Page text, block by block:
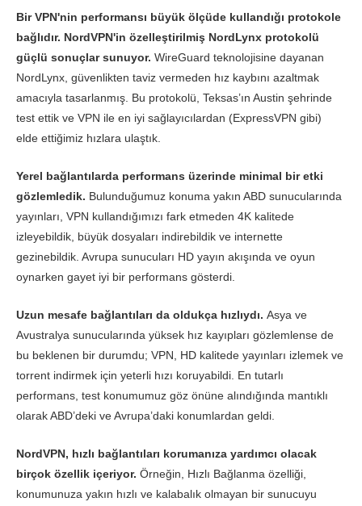
Bir VPN'nin performansı büyük ölçüde kullandığı protokole
bağlıdır. NordVPN'in özelleştirilmiş NordLynx protokolü
güçlü sonuçlar sunuyor. WireGuard teknolojisine dayanan
NordLynx, güvenlikten taviz vermeden hız kaybını azaltmak
amacıyla tasarlanmış. Bu protokolü, Teksas’ın Austin şehrinde
test ettik ve VPN ile en iyi sağlayıcılardan (ExpressVPN gibi)
elde ettiğimiz hızlara ulaştık.
Yerel bağlantılarda performans üzerinde minimal bir etki
gözlemledik. Bulunduğumuz konuma yakın ABD sunucularında
yayınları, VPN kullandığımızı fark etmeden 4K kalitede
izleyebildik, büyük dosyaları indirebildik ve internette
gezinebildik. Avrupa sunucuları HD yayın akışında ve oyun
oynarken gayet iyi bir performans gösterdi.
Uzun mesafe bağlantıları da oldukça hızlıydı. Asya ve
Avustralya sunucularında yüksek hız kayıpları gözlemlense de
bu beklenen bir durumdu; VPN, HD kalitede yayınları izlemek ve
torrent indirmek için yeterli hızı koruyabildi. En tutarlı
performans, test konumumuz göz önüne alındığında mantıklı
olarak ABD’deki ve Avrupa’daki konumlardan geldi.
NordVPN, hızlı bağlantıları korumanıza yardımcı olacak
birçok özellik içeriyor. Örneğin, Hızlı Bağlanma özelliği,
konumunuza yakın hızlı ve kalabalık olmayan bir sunucuyu